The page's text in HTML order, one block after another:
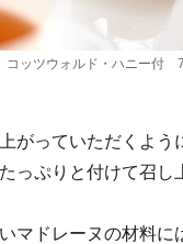
コッツウォルド・ハニー付
がっていただくよ
っぷりと付けて召し
マドレーヌの材料